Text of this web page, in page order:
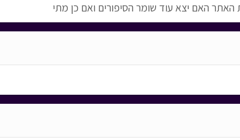
האתר האם יצא עוד שומר הסיפורים ואם כן מתי